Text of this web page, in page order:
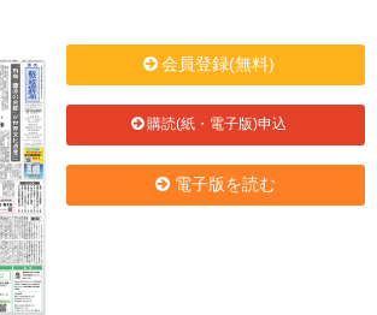
会員登録(無料)
購読(紙・電子版)申込
電子版を読む